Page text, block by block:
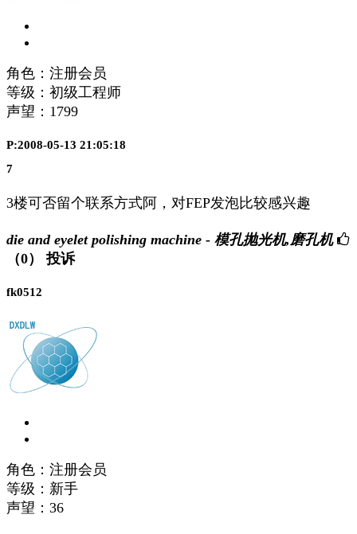
角色：注册会员
等级：初级工程师
声望： 1799
P:2008-05-13 21:05:18
7
3楼可否留个联系方式阿，对FEP发泡比较感兴趣
die and eyelet polishing machine - 模孔抛光机,磨孔机
（0）
投诉
fk0512
角色：注册会员
等级：新手
声望： 36